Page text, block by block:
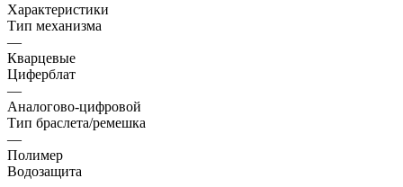
Характеристики
Тип механизма
—
Кварцевые
Циферблат
—
Аналогово-цифровой
Тип браслета/ремешка
—
Полимер
Водозащита